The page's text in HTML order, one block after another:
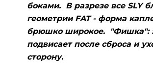
боками. В разрезе все SLY
геометрии FAT - форма
брюшко широкое. "Фишка":
подвисает после сброса и
сторону.